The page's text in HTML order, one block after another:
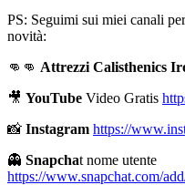
PS: Seguimi sui miei canali
novità:
👊👊 Attrezzi Calisthenics
🎥 YouTube Video Gratis
📸 Instagram https://
👻 Snapchat nome utente
https://www.snapchat.com/